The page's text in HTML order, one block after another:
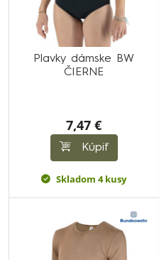
Plavky dámske BW
ČIERNE
7,47 €
Kúpiť
Skladom 4 kusy